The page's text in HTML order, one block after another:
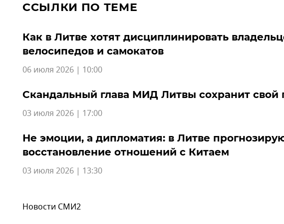
ССЫЛКИ ПО ТЕМЕ
Как в Литве хотят дисциплинировать
велосипедов и самокатов
06 июля 2026 | 10:00
Скандальный глава МИД Литвы сохранит свой
03 июля 2026 | 17:00
Не эмоции, а дипломатия: в Литве
восстановление отношений с Китаем
03 июля 2026 | 13:30
Новости СМИ2